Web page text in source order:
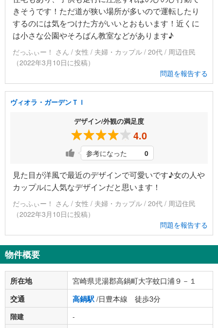
きそうです！ただ道が狭い場所が多いので運転したり
するのには気をつけた方がいいとおもいます！近くに
は小さな公園やそろばん教室などがあります♪
だっふぃー！ さん / 女性 / 夫婦・カップル / 20代 / 周辺住民
（2022年3月10日に投稿）
問題を報告する
ヴィオラ・ガーデンＴＩ
デザイン/外観の満足度
4.0
参考になった 0
見た目が洋風で最近のデザインで可愛いです♪女の人や
カップルに人気なデザインだと思います！
だっふぃー！ さん / 女性 / 夫婦・カップル / 20代 / 周辺住民
（2022年3月10日に投稿）
問題を報告する
物件概要
所在地 宮崎県児湯郡高鍋町大字蚊口浦９－１
交通 高鍋駅/日豊本線 徒歩3分
階建
-